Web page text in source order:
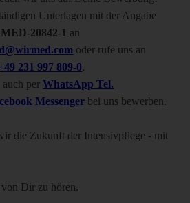
Unterlagen mit der Angabe
20842-1 an
oder rufe uns an
231 997 809-0.
auch perWhatsApp Tel.
Messenger bei uns bewerben.
die Zukunft der Intensivpflege - mit
Dir zu hören.